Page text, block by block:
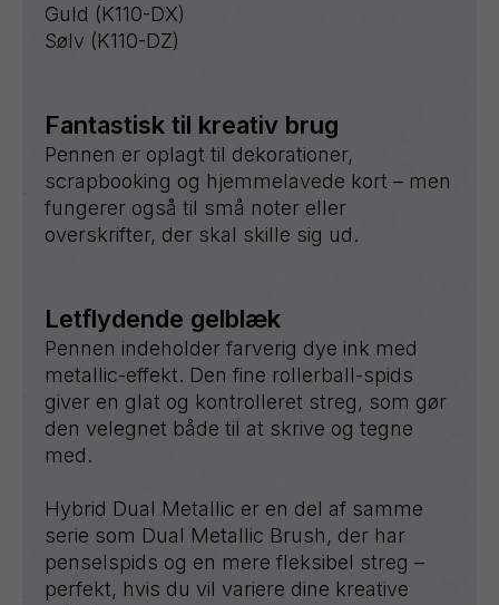
Guld (K110-DX)
Sølv (K110-DZ)
Fantastisk til kreativ brug
Pennen er oplagt til dekorationer,
scrapbooking og hjemmelavede kort – men
fungerer også til små noter eller
overskrifter, der skal skille sig ud.
Letflydende gelblæk
Pennen indeholder farverig dye ink med
metallic-effekt. Den fine rollerball-spids
giver en glat og kontrolleret streg, som gør
den velegnet både til at skrive og tegne
med.
Hybrid Dual Metallic er en del af samme
serie som Dual Metallic Brush, der har
penselspids og en mere fleksibel streg –
perfekt, hvis du vil variere dine kreative